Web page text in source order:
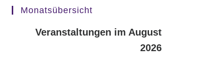
Monatsübersicht
Veranstaltungen im August
2026